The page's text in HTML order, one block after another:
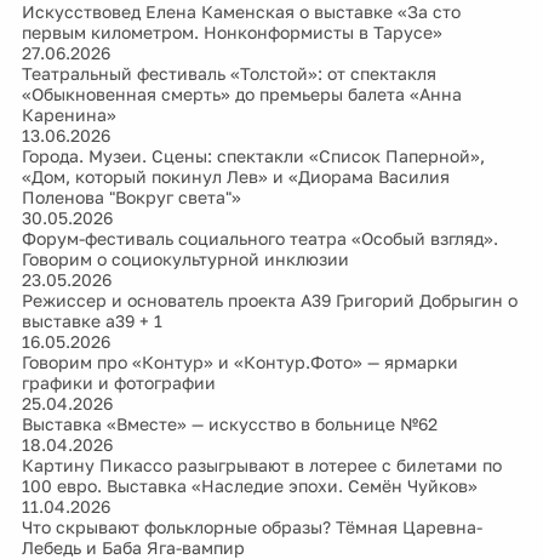
Искусствовед Елена Каменская о выставке «За сто
первым километром. Нонконформисты в Тарусе»
27.06.2026
Театральный фестиваль «Толстой»: от спектакля
«Обыкновенная смерть» до премьеры балета «Анна
Каренина»
13.06.2026
Города. Музеи. Сцены: спектакли «Список Паперной»,
«Дом, который покинул Лев» и «Диорама Василия
Поленова "Вокруг света"»
30.05.2026
Форум-фестиваль социального театра «Особый взгляд».
Говорим о социокультурной инклюзии
23.05.2026
Режиссер и основатель проекта А39 Григорий Добрыгин о
выставке а39 + 1
16.05.2026
Говорим про «Контур» и «Контур.Фото» — ярмарки
графики и фотографии
25.04.2026
Выставка «Вместе» — искусство в больнице №62
18.04.2026
Картину Пикассо разыгрывают в лотерее с билетами по
100 евро. Выставка «Наследие эпохи. Семён Чуйков»
11.04.2026
Что скрывают фольклорные образы? Тёмная Царевна-
Лебедь и Баба Яга-вампир